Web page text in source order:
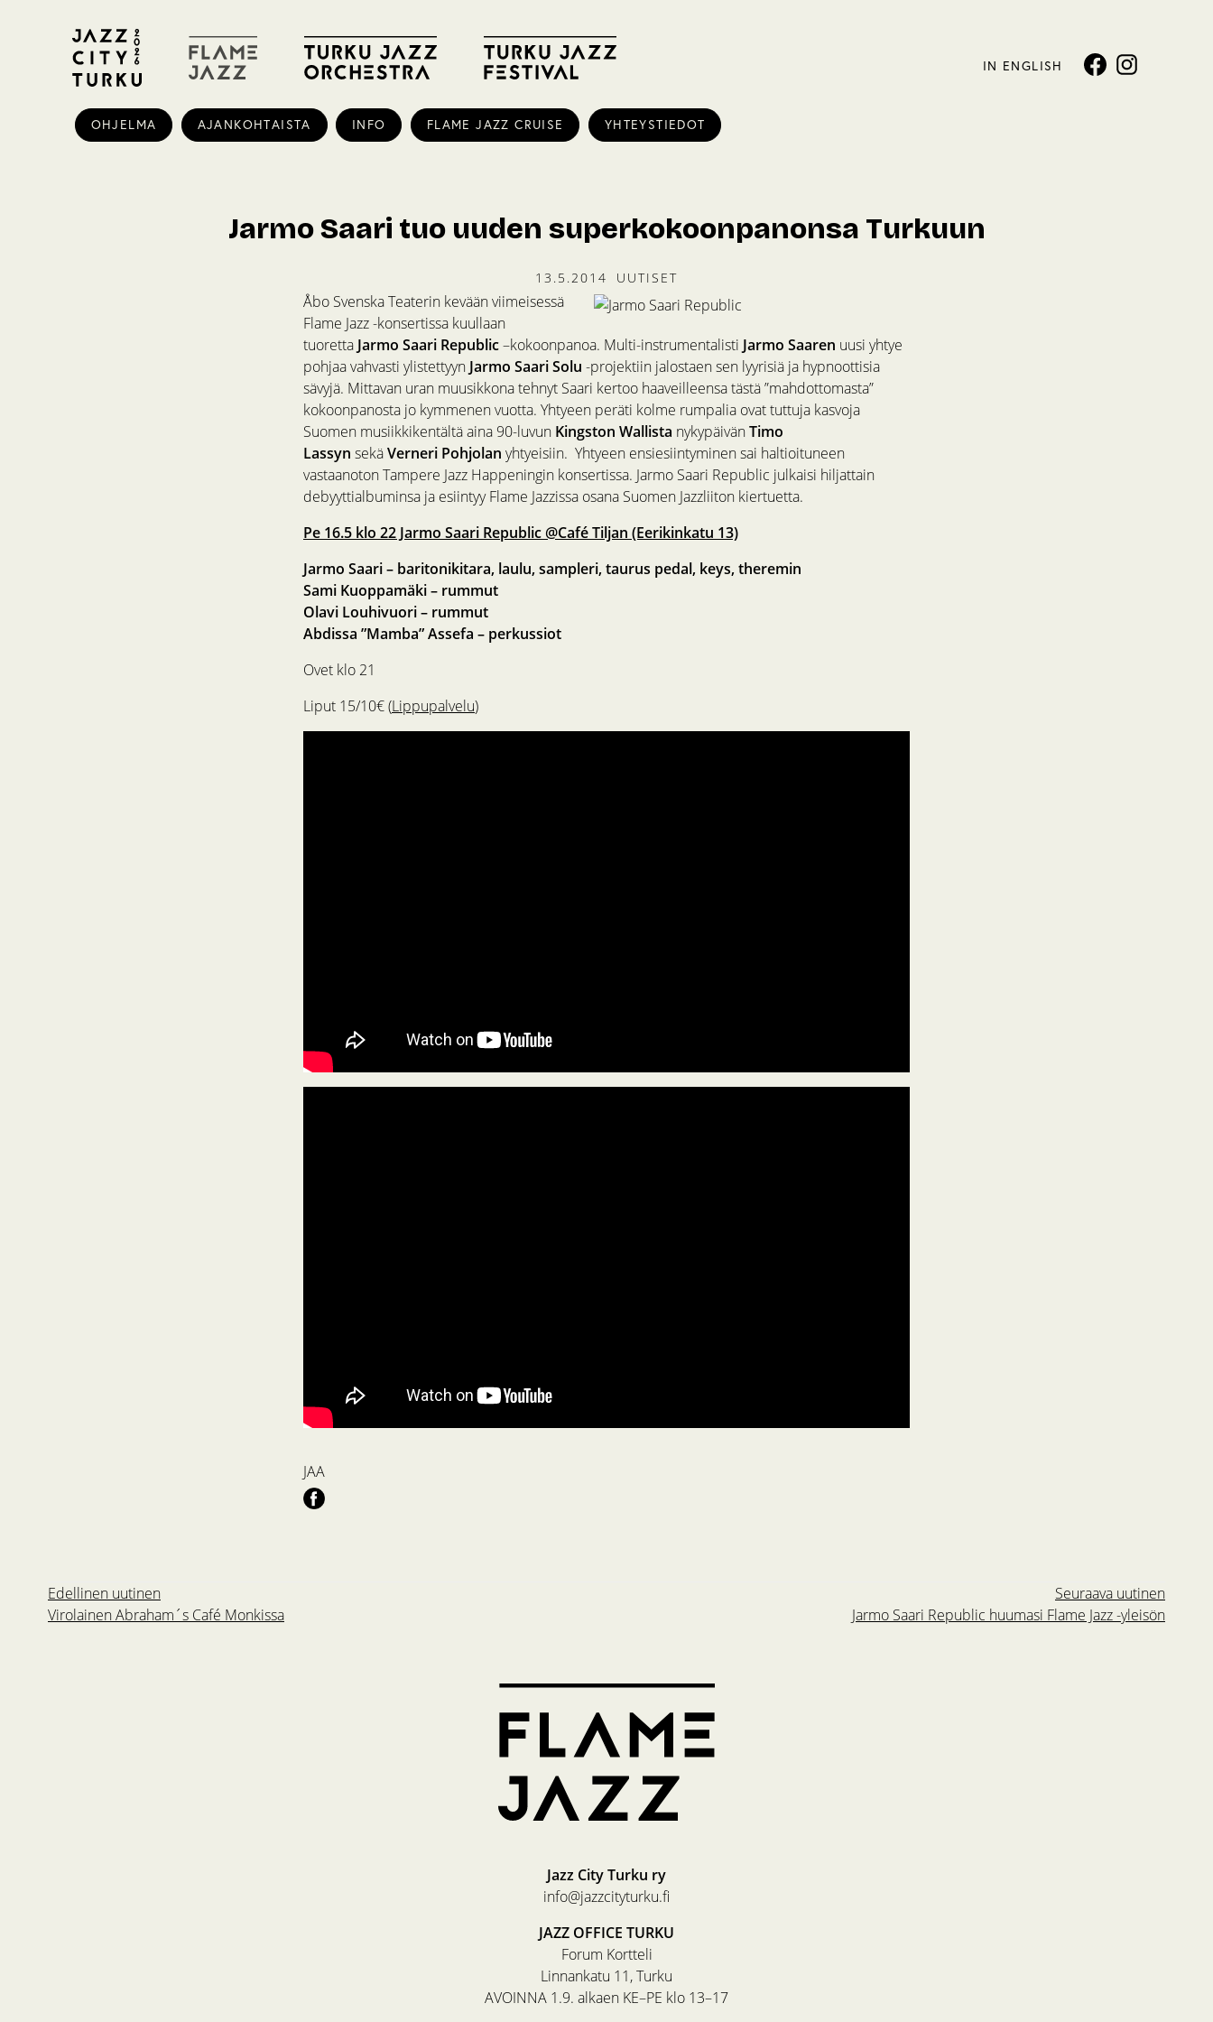
IN ENGLISH
OHJELMA AJANKOHTAISTA INFO FLAME JAZZ CRUISE YHTEYSTIEDOT
Jarmo Saari tuo uuden superkokoonpanonsa Turkuun
13.5.2014 UUTISET
Åbo Svenska Teaterin kevään viimeisessä
Flame Jazz -konsertissa kuullaan
tuoretta Jarmo Saari Republic–kokoonpanoa. Multi-instrumentalisti Jarmo Saaren uusi yhtye
pohjaa vahvasti ylistettyyn Jarmo Saari Solu -projektiin jalostaen sen lyyrisiä ja hypnoottisia
sävyjä. Mittavan uran muusikkona tehnyt Saari kertoo haaveilleensa tästä ”mahdottomasta”
kokoonpanosta jo kymmenen vuotta. Yhtyeen peräti kolme rumpalia ovat tuttuja kasvoja
Suomen musiikkikentältä aina 90-luvun Kingston Wallista nykypäivänTimo
Lassyn sekäVerneri Pohjolan yhtyeisiin. Yhtyeen ensiesiintyminen sai haltioituneen
vastaanoton Tampere Jazz Happeningin konsertissa. Jarmo Saari Republic julkaisi hiljattain
debyyttialbuminsa ja esiintyy Flame Jazzissa osana Suomen Jazzliiton kiertuetta.
Pe 16.5 klo 22 Jarmo Saari Republic @Café Tiljan (Eerikinkatu 13)
Jarmo Saari – baritonikitara, laulu, sampleri, taurus pedal, keys, theremin
Sami Kuoppamäki – rummut
Olavi Louhivuori – rummut
Abdissa ”Mamba” Assefa – perkussiot
Ovet klo 21
Liput 15/10€ (Lippupalvelu)
JAA
Seuraava uutinen
Jarmo Saari Republic huumasi Flame Jazz -yleisön
Edellinen uutinen
Virolainen Abraham´s Café Monkissa
Jazz City Turku ry
info@jazzcityturku.fi
JAZZ OFFICE TURKU
Forum Kortteli
Linnankatu 11, Turku
AVOINNA 1.9. alkaen KE–PE klo 13–17